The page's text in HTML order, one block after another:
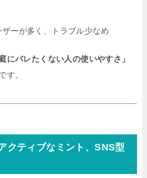
ーが多く、トラブル少なめ
庭にバレたくない人の使いやすさ」
す。
クティブなミント、SNS型